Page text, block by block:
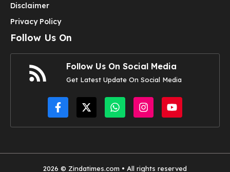
Disclaimer
Privacy Policy
Follow Us On
Follow Us On Social Media
Get Latest Update On Social Media
2026 © Zindatimes.com • All rights reserved